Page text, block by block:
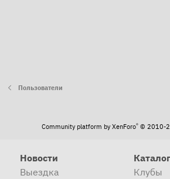
Пользователи
Community platform by XenForo® © 2010-
Новости
Выездка
Клубы